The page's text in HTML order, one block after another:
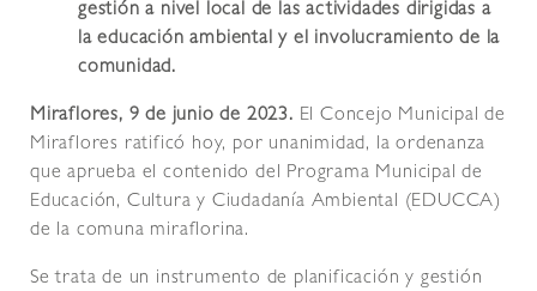
gestión a nivel local de las actividades dirigidas a
la educación ambiental y el involucramiento de la
comunidad.
Miraflores, 9 de junio de 2023. El Concejo Municipal de
Miraflores ratificó hoy, por unanimidad, la ordenanza
que aprueba el contenido del Programa Municipal de
Educación, Cultura y Ciudadanía Ambiental (EDUCCA)
de la comuna miraflorina.
Se trata de un instrumento de planificación y gestión